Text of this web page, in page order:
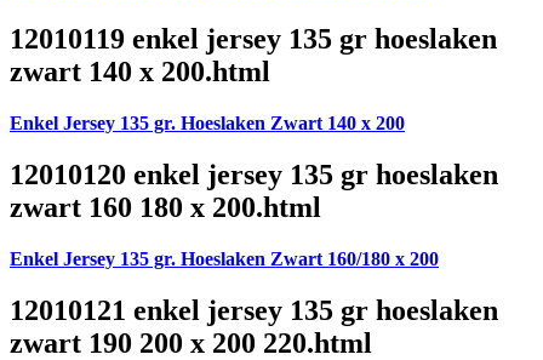
12010119 enkel jersey 135 gr hoeslaken
zwart 140 x 200.html
Enkel Jersey 135 gr. Hoeslaken Zwart 140 x 200
12010120 enkel jersey 135 gr hoeslaken
zwart 160 180 x 200.html
Enkel Jersey 135 gr. Hoeslaken Zwart 160/180 x 200
12010121 enkel jersey 135 gr hoeslaken
zwart 190 200 x 200 220.html